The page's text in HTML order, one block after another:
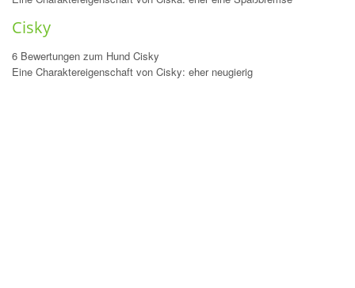
Cisky
6 Bewertungen zum Hund Cisky
Eine Charaktereigenschaft von Cisky: eher neugierig